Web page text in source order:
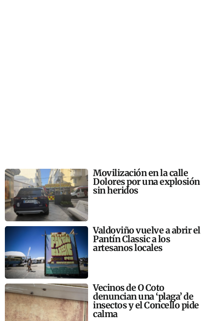
Movilización en la calle
Dolores por una explosión
sin heridos
Valdoviño vuelve a abrir el
Pantín Classic a los
artesanos locales
Vecinos de O Coto
denuncian una ‘plaga’ de
insectos y el Concello pide
calma